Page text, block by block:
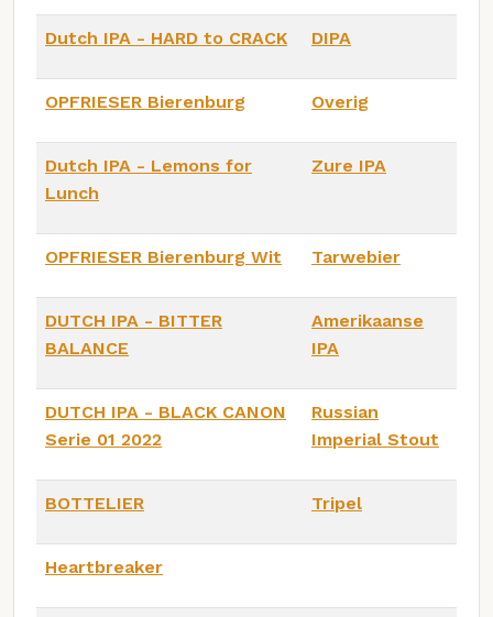
Dutch IPA - HARD to CRACK DIPA
OPFRIESER Bierenburg Overig
Dutch IPA - Lemons for
Lunch
Zure IPA
OPFRIESER Bierenburg Wit Tarwebier
DUTCH IPA - BITTER
BALANCE
Amerikaanse
IPA
DUTCH IPA - BLACK CANON
Serie 01 2022
Russian
Imperial Stout
BOTTELIER Tripel
Heartbreaker